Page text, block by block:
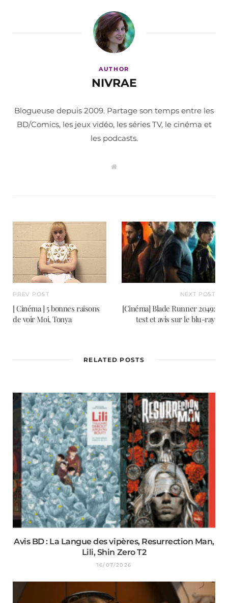
AUTHOR
NIVRAE
Blogueuse depuis 2009. Partage son temps entre les
BD/Comics, les jeux vidéo, les séries TV, le cinéma et
les podcasts.
W
PREV POST
[ Cinéma ] 5 bonnes raisons
de voir Moi, Tonya
NEXT POST
[Cinéma] Blade Runner 2049:
test et avis sur le blu-ray
RELATED POSTS
Avis BD : La Langue des vipères, Resurrection Man,
Lili, Shin Zero T2
16/07/2026